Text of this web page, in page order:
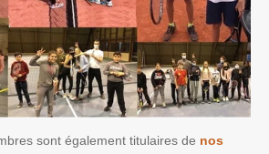
sont également titulaires de nos